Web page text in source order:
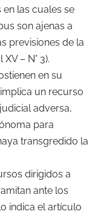
las cuales se
son ajenas a
previsiones de la
– N° 3).
en su
un recurso
adversa,
para
transgredido la
dirigidos a
ante los
indica el artículo